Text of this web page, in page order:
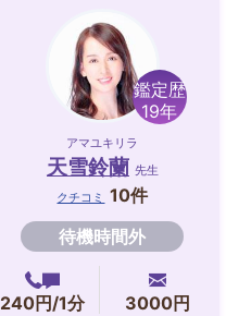
鑑定歴
19年
アマユキリラ
天雪鈴蘭 先生
クチコミ
10件
待機時間外
240円/1分
3000円